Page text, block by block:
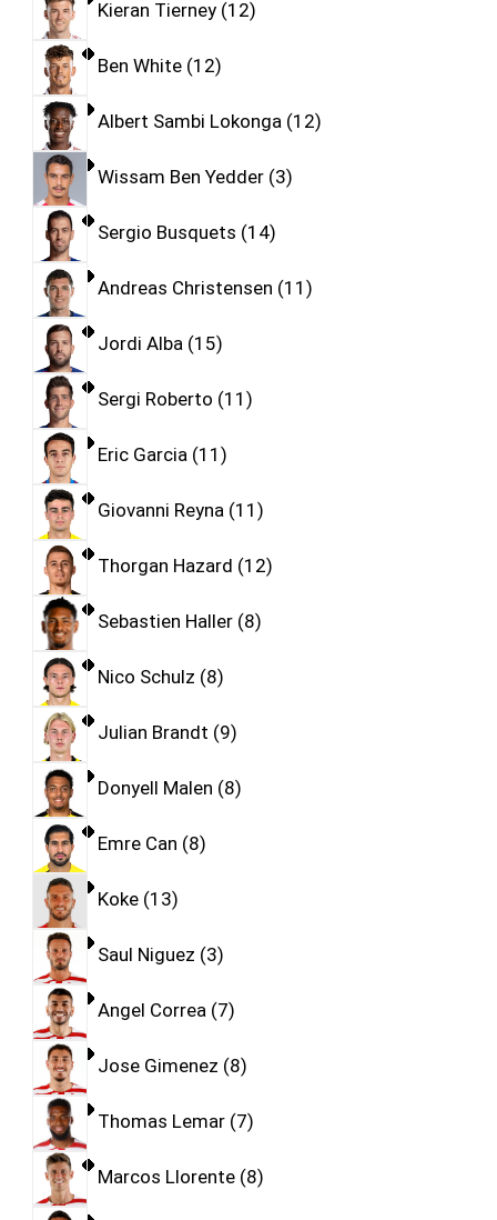
Kieran Tierney 12
Ben White 12
Albert Sambi Lokonga 12
Wissam Ben Yedder 3
Sergio Busquets 14
Andreas Christensen 11
Jordi Alba 15
Sergi Roberto 11
Eric Garcia 11
Giovanni Reyna 11
Thorgan Hazard 12
Sebastien Haller 8
Nico Schulz 8
Julian Brandt 9
Donyell Malen 8
Emre Can 8
Koke 13
Saul Niguez 3
Angel Correa 7
Jose Gimenez 8
Thomas Lemar 7
Marcos Llorente 8